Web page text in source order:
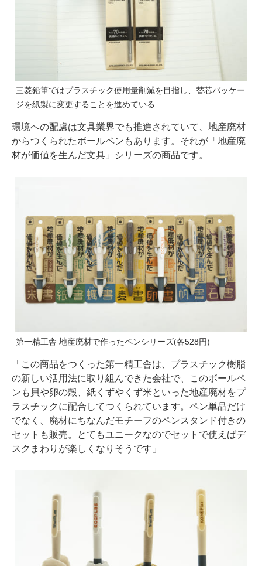
三菱鉛筆ではプラスチック使用量削減を目指し、替芯パッケー
ジを紙製に変更することを進めている
環境への配慮は文具業界でも推進されていて、地産廃材
からつくられたボールペンもあります。それが「地産廃
材が価値を生んだ文具」シリーズの商品です。
第一精工舎 地産廃材で作ったペンシリーズ(各528円)
「この商品をつくった第一精工舎は、プラスチック樹脂
の新しい活用法に取り組んできた会社で、このボールペ
ンも貝や卵の殻、紙くずやくず米といった地産廃材をプ
ラスチックに配合してつくられています。ペン単品だけ
でなく、廃材にちなんだモチーフのペンスタンド付きの
セットも販売。とてもユニークなのでセットで使えばデ
スクまわりが楽しくなりそうです」